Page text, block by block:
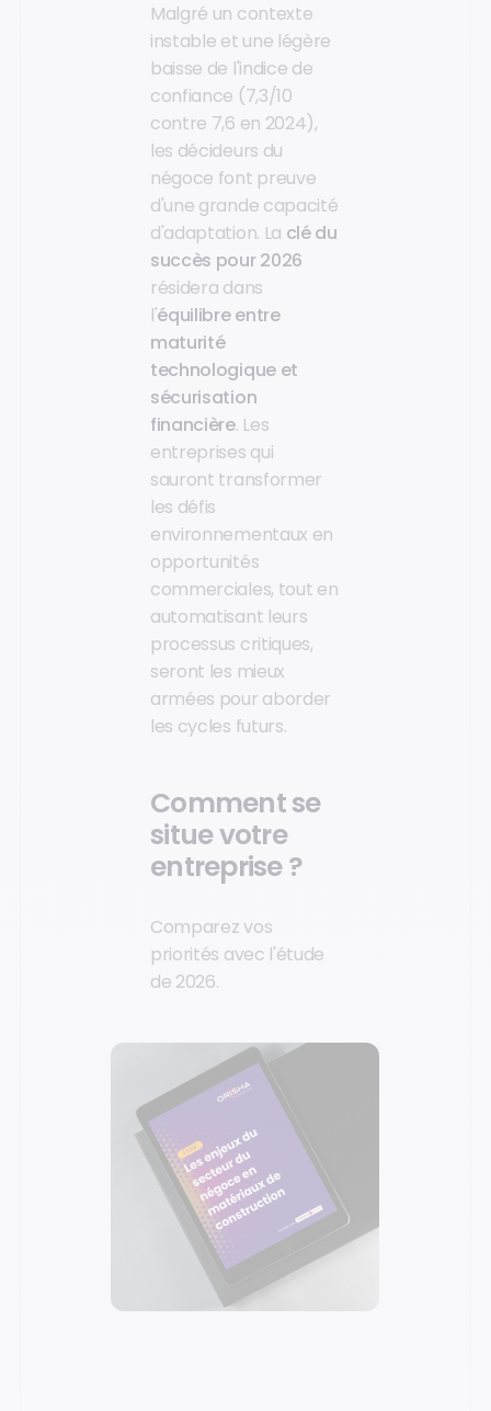
Malgré un contexte
instable et une légère
baisse de l'indice de
confiance (7,3/10
contre 7,6 en 2024),
les décideurs du
négoce font preuve
d'une grande capacité
d'adaptation. La clé du
succès pour 2026
résidera dans
l'équilibre entre
maturité
technologique et
sécurisation
financière. Les
entreprises qui
sauront transformer
les défis
environnementaux en
opportunités
commerciales, tout en
automatisant leurs
processus critiques,
seront les mieux
armées pour aborder
les cycles futurs.
Comment se
situe votre
entreprise ?
Comparez vos
priorités avec l'étude
de 2026.